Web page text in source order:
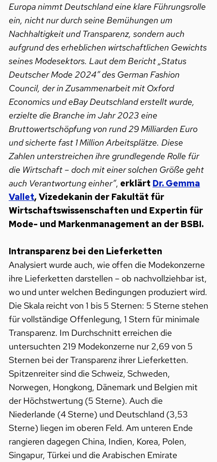
Europa nimmt Deutschland eine klare Führungsrolle
ein, nicht nur durch seine Bemühungen um
Nachhaltigkeit und Transparenz, sondern auch
aufgrund des erheblichen wirtschaftlichen Gewichts
seines Modesektors. Laut dem Bericht „Status
Deutscher Mode 2024” des German Fashion
Council, der in Zusammenarbeit mit Oxford
Economics und eBay Deutschland erstellt wurde,
erzielte die Branche im Jahr 2023 eine
Bruttowertschöpfung von rund 29 Milliarden Euro
und sicherte fast 1 Million Arbeitsplätze. Diese
Zahlen unterstreichen ihre grundlegende Rolle für
die Wirtschaft – doch mit einer solchen Größe geht
auch Verantwortung einher”, erklärt Dr. Gemma
Vallet, Vizedekanin der Fakultät für
Wirtschaftswissenschaften und Expertin für
Mode- und Markenmanagement an der BSBI.
Intransparenz bei den Lieferketten
Analysiert wurde auch, wie offen die Modekonzerne
ihre Lieferketten darstellen – ob nachvollziehbar ist,
wo und unter welchen Bedingungen produziert wird.
Die Skala reicht von 1 bis 5 Sternen: 5 Sterne stehen
für vollständige Offenlegung, 1 Stern für minimale
Transparenz. Im Durchschnitt erreichen die
untersuchten 219 Modekonzerne nur 2,69 von 5
Sternen bei der Transparenz ihrer Lieferketten.
Spitzenreiter sind die Schweiz, Schweden,
Norwegen, Hongkong, Dänemark und Belgien mit
der Höchstwertung (5 Sterne). Auch die
Niederlande (4 Sterne) und Deutschland (3,53
Sterne) liegen im oberen Feld. Am unteren Ende
rangieren dagegen China, Indien, Korea, Polen,
Singapur, Türkei und die Arabischen Emirate